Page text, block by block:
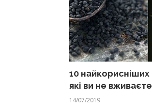
10 найкорисніших
які ви не вживаєте
14/07/2019